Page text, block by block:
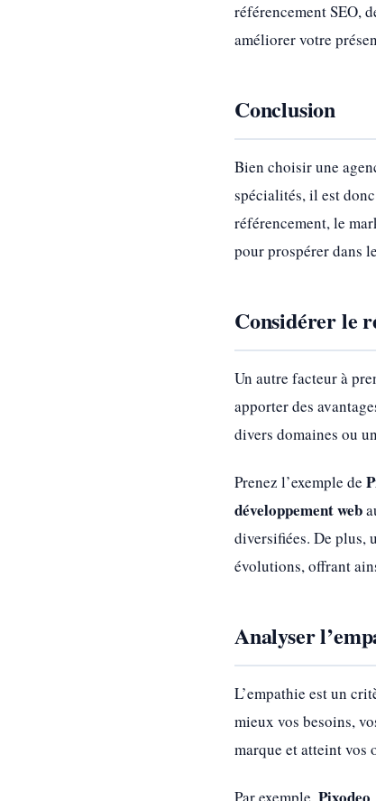
référencement SEO,
améliorer votre
Conclusion
Bien choisir une
spécialités, il est
référencement, le
pour prospérer dans
Considérer le
Un autre facteur à
apporter des
divers domaines ou
Prenez l’exemple de
développement web
diversifiées. De plus,
évolutions, offrant
Analyser
L’empathie est un
mieux vos besoins,
marque et atteint vos